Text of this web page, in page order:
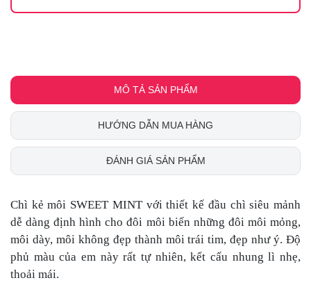
MÔ TẢ SẢN PHẨM
HƯỚNG DẪN MUA HÀNG
ĐÁNH GIÁ SẢN PHẨM
Chì kẻ môi SWEET MINT với thiết kế đầu chì siêu mảnh
dễ dàng định hình cho đôi môi biến những đôi môi mỏng,
môi dày, môi không đẹp thành môi trái tim, đẹp như ý. Độ
phủ màu của em này rất tự nhiên, kết cấu nhung lì nhẹ,
thoải mái.